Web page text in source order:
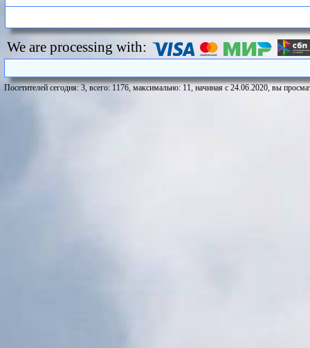
We are processing with:
Посетителей сегодня: 3, всего: 1176, максимально: 11, начиная с 24.06.2020, вы